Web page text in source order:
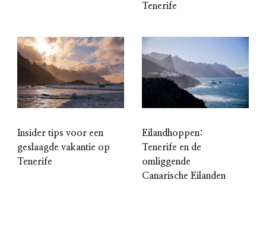
Tenerife
Insider tips voor een
geslaagde vakantie op
Tenerife
Eilandhoppen:
Tenerife en de
omliggende
Canarische Eilanden